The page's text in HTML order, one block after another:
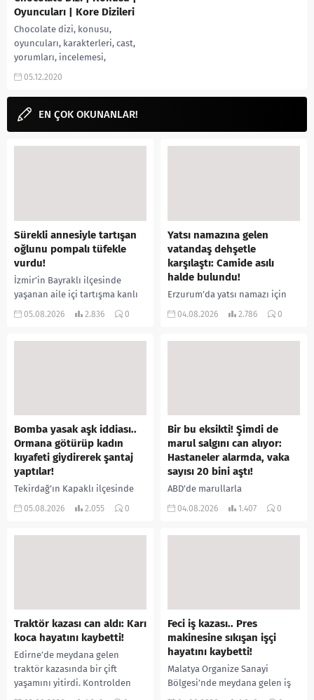
Oyuncuları | Kore Dizileri
Chocolate dizi, konusu,
oyuncuları, karakterleri, cast,
yorumları, incelemesi,
Mydramalist puanı Kdrama 2020,
릿) gibi aramalarınıza yorum...
05.12.2020
EN ÇOK OKUNANLAR!
Sürekli annesiyle tartışan
oğlunu pompalı tüfekle
vurdu!
İzmir’in Bayraklı ilçesinde
yaşanan aile içi tartışma kanlı
bitti. İddiaya göre, uzun süredir
05.08.2026 2.836 0
Yatsı namazına gelen
vatandaş dehşetle
karşılaştı: Camide asılı
halde bulundu!
Erzurum’da yatsı namazı için
camiye gelen bir vatandaş,
04.08.2026 2.786 0
Bomba yasak aşk iddiası..
Ormana götürüp kadın
kıyafeti giydirerek şantaj
yaptılar!
Tekirdağ’ın Kapaklı ilçesinde
bir kişiyi, arkadaşının eşiyle
05.08.2026 2.055 0
Bir bu eksikti! Şimdi de
marul salgını can alıyor:
Hastaneler alarmda, vaka
sayısı 20 bini aştı!
ABD’de marullarla
ilişkilendirilen siklospora
04.08.2026 1.407 0
Traktör kazası can aldı: Karı
koca hayatını kaybetti!
Edirne’de meydana gelen
traktör kazasında bir çift
yaşamını yitirdi. Kontrolden
çıkarak devrilen traktörün
Feci iş kazası.. Pres
makinesine sıkışan işçi
hayatını kaybetti!
Malatya Organize Sanayi
Bölgesi’nde meydana gelen iş
kazasında, pres makinesine